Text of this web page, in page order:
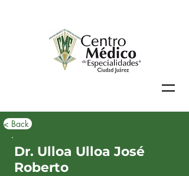
< Back
Dr. Ulloa Ulloa José
Roberto